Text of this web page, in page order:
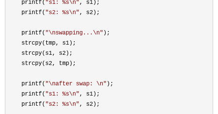
    printf(
"s1: %s\n", s1);
    printf(
"s2: %s\n", s2);
    printf(
"\nswapping...\n" );
    strcpy(tmp, s1);
    strcpy(s1, s2);
    strcpy(s2, tmp);
    printf(
"\nafter swap: \n" );
    printf(
"s1: %s\n", s1);
    printf(
"s2: %s\n", s2);